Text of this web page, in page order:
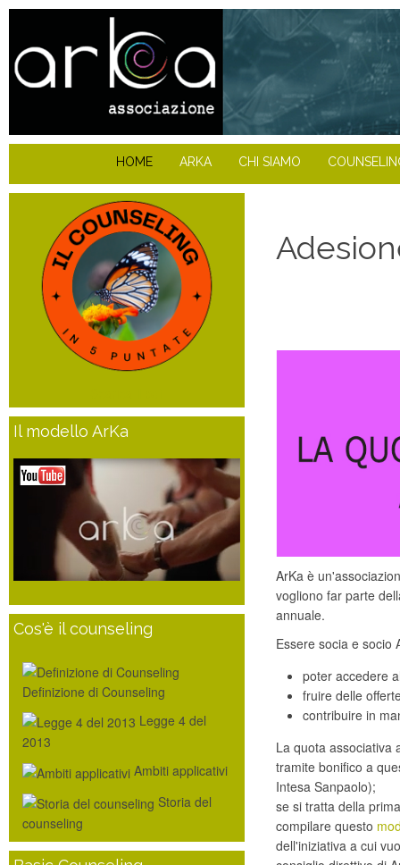
HOME ARKA CHI SIAMO
ArKa è
vogliono far parte
annuale.
Essere socia e socio
poter accedere
fruire delle
contribuire in
La quota associativa
tramite bonifico a
Intesa Sanpaolo);
se si tratta della
compilare questo
dell'iniziativa a cui
Il modello ArKa
Cos'è il counseling
Definizione di Counseling
Legge 4 del
2013
Ambiti applicativi
Storia del
counseling